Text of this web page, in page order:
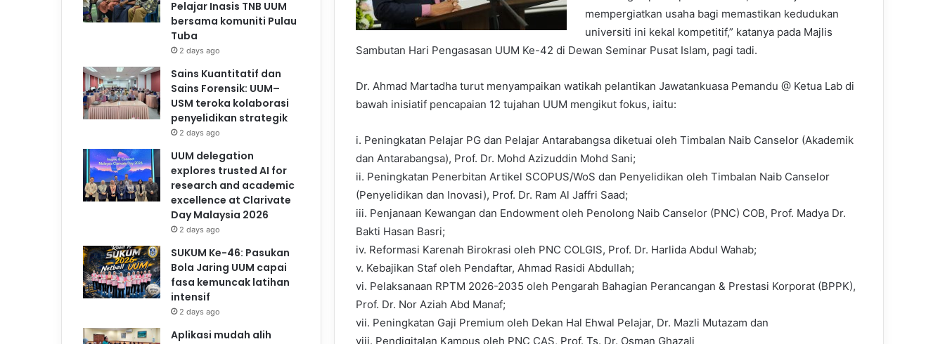
mempergiatkan usaha bagi memastikan kedudukan
universiti ini kekal kompetitif,” katanya pada Majlis
Sambutan Hari Pengasasan UUM Ke-42 di Dewan Seminar Pusat Islam, pagi tadi.
Dr. Ahmad Martadha turut menyampaikan watikah pelantikan Jawatankuasa Pemandu @ Ketua Lab di
bawah inisiatif pencapaian 12 tujahan UUM mengikut fokus, iaitu:
i. Peningkatan Pelajar PG dan Pelajar Antarabangsa diketuai oleh Timbalan Naib Canselor (Akademik
dan Antarabangsa), Prof. Dr. Mohd Azizuddin Mohd Sani;
ii. Peningkatan Penerbitan Artikel SCOPUS/WoS dan Penyelidikan oleh Timbalan Naib Canselor
(Penyelidikan dan Inovasi), Prof. Dr. Ram Al Jaffri Saad;
iii. Penjanaan Kewangan dan Endowment oleh Penolong Naib Canselor (PNC) COB, Prof. Madya Dr.
Bakti Hasan Basri;
iv. Reformasi Karenah Birokrasi oleh PNC COLGIS, Prof. Dr. Harlida Abdul Wahab;
v. Kebajikan Staf oleh Pendaftar, Ahmad Rasidi Abdullah;
vi. Pelaksanaan RPTM 2026-2035 oleh Pengarah Bahagian Perancangan & Prestasi Korporat (BPPK),
Prof. Dr. Nor Aziah Abd Manaf;
vii. Peningkatan Gaji Premium oleh Dekan Hal Ehwal Pelajar, Dr. Mazli Mutazam dan
viii. Pendigitalan Kampus oleh PNC CAS, Prof. Ts. Dr. Osman Ghazali
Pelajar Inasis TNB UUM
bersama komuniti Pulau
Tuba
2 days ago
Sains Kuantitatif dan
Sains Forensik: UUM–
USM teroka kolaborasi
penyelidikan strategik
2 days ago
UUM delegation
explores trusted AI for
research and academic
excellence at Clarivate
Day Malaysia 2026
2 days ago
SUKUM Ke-46: Pasukan
Bola Jaring UUM capai
fasa kemuncak latihan
intensif
2 days ago
Aplikasi mudah alih